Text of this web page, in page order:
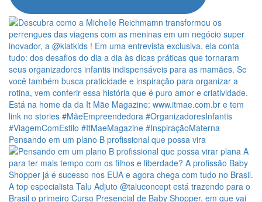
Pensando em um plano B profissional que possa vira